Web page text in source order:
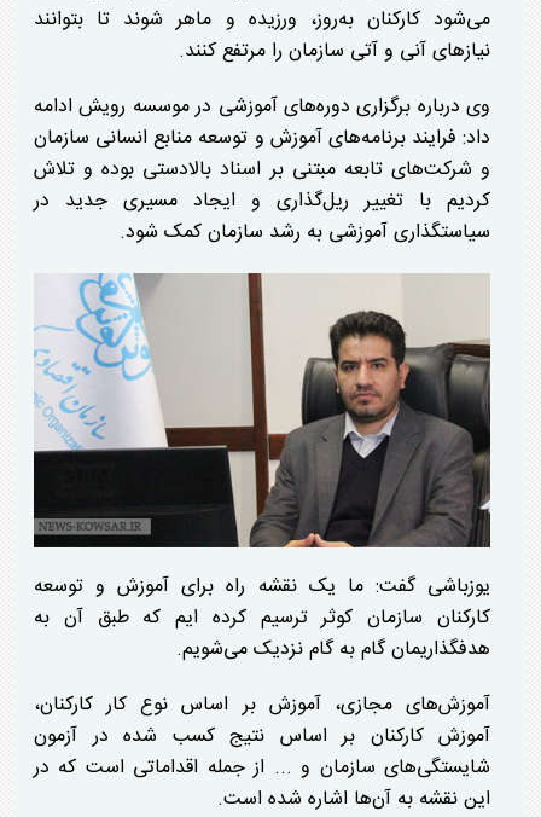
می‌شود کارکنان به‌روز، ورزیده و ماهر شوند تا بتوانند
نیاز‌های آنی و آتی سازمان را مرتفع کنند.
وی درباره برگزاری دوره‌های آموزشی در موسسه رویش ادامه
داد: فرایند برنامه‌های آموزش و توسعه منابع انسانی سازمان
و شرکت‌های تابعه مبتنی بر اسناد بالادستی بوده و تلاش
کردیم با تغییر ریل‌گذاری و ایجاد مسیری جدید در
سیاستگذاری آموزشی به رشد سازمان کمک شود.
یوزباشی گفت: ما یک نقشه راه برای آموزش و توسعه
کارکنان سازمان کوثر ترسیم کرده ایم که طبق آن به
هدفگذاریمان گام به گام نزدیک می‌شویم.
آموزش‌های مجازی، آموزش بر اساس نوع کار کارکنان،
آموزش کارکنان بر اساس نتیج کسب شده در آزمون
شایستگی‌های سازمان و ... از جمله اقداماتی است که در
این نقشه به آن‌ها اشاره شده است.